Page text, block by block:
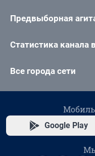
Предвыборная
Статистика канала
Все города сети
Google Play